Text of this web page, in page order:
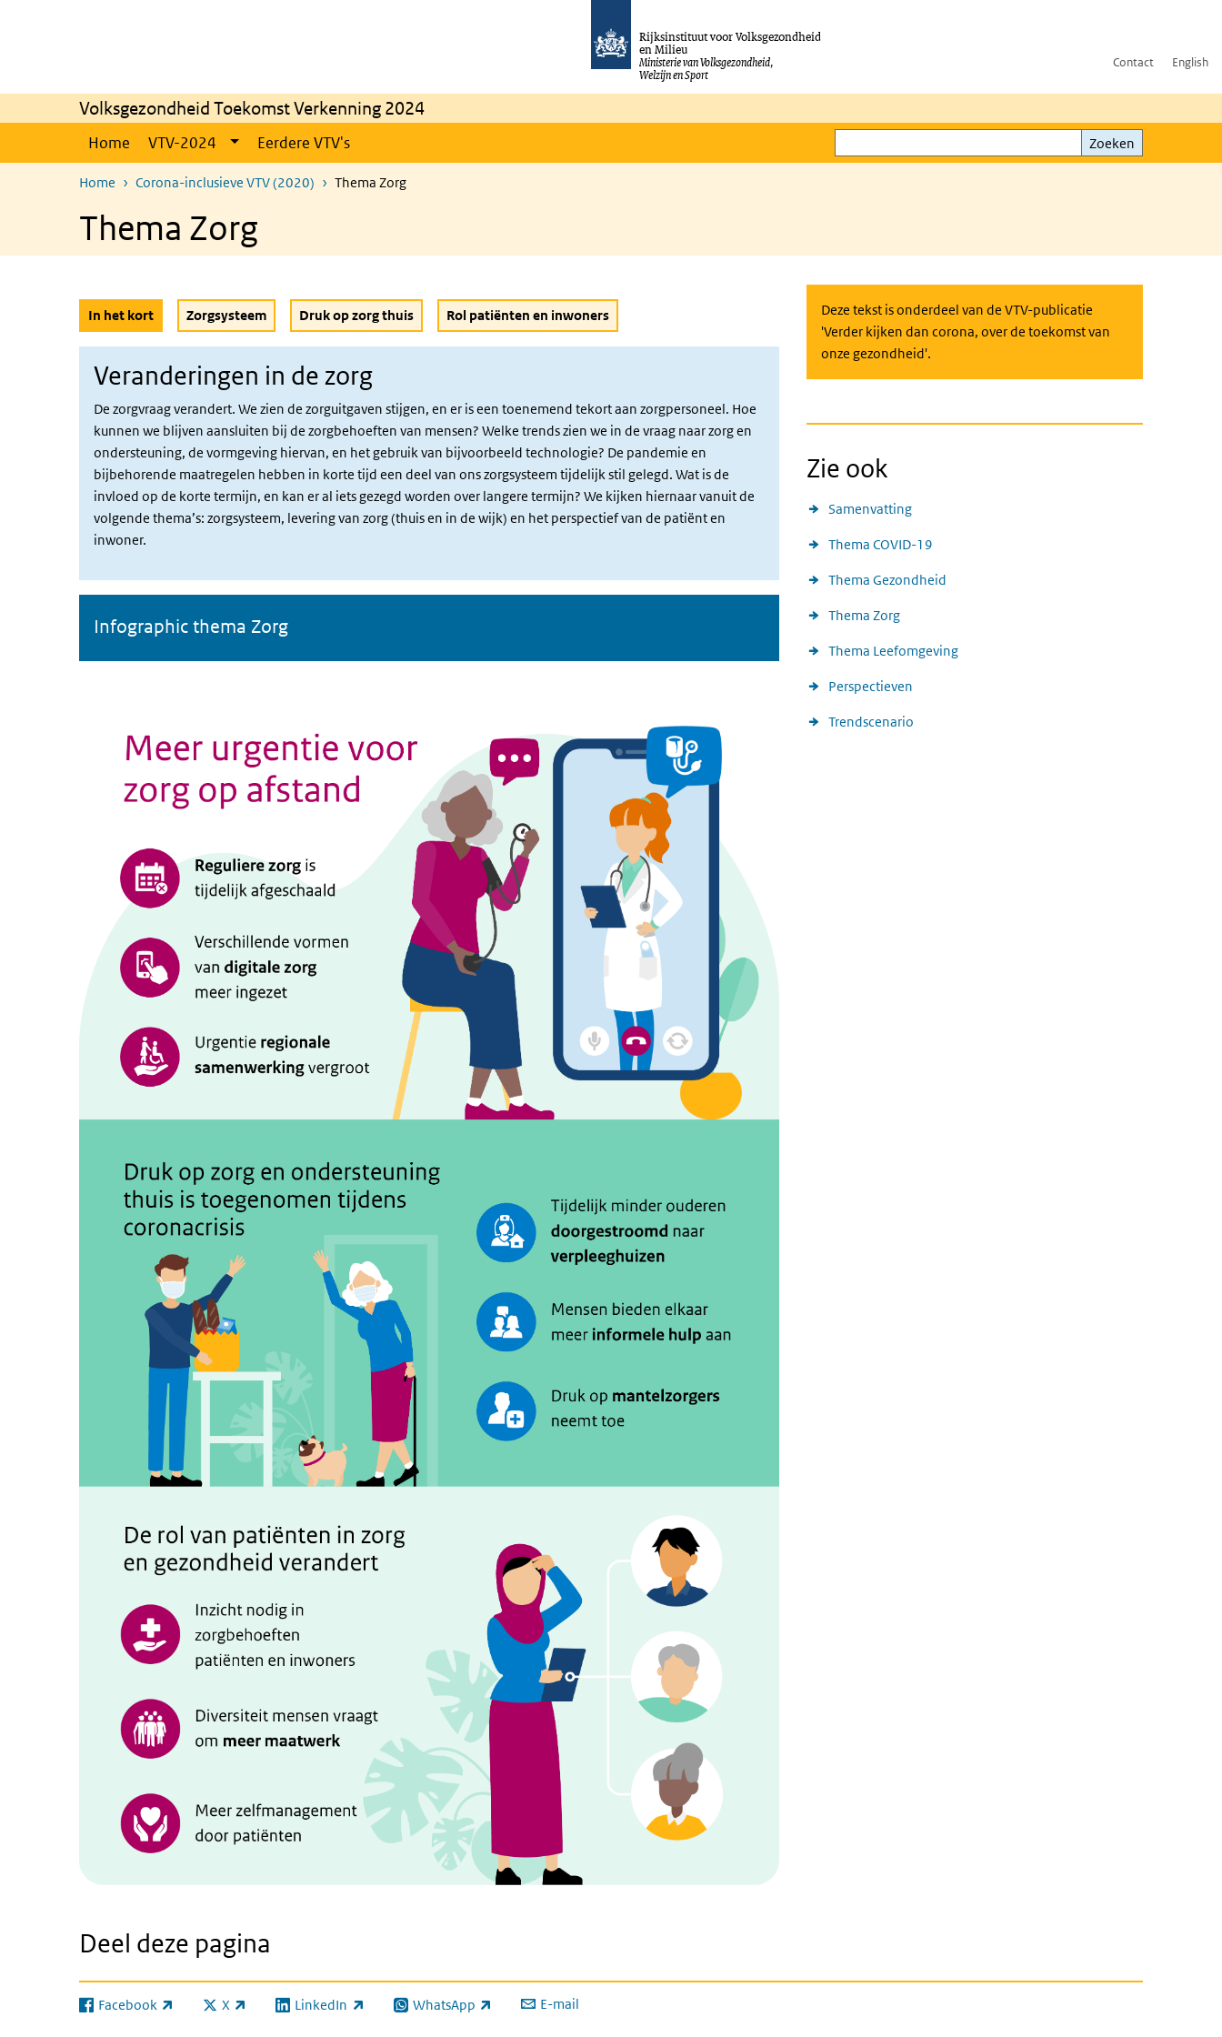
Rijksinstituut voor Volksgezondheid
en Milieu
Ministerie van Volksgezondheid,
Welzijn en Sport
Contact English
Volksgezondheid Toekomst Verkenning 2024
Home VTV-2024 Eerdere VTV's
Zoeken
Zoeken
Home Corona-inclusieve VTV (2020) Thema Zorg
Thema Zorg
In het kort(Actieve knop)
Zorgsysteem Druk op zorg thuis Rol patiënten en inwoners
Veranderingen in de zorg
De zorgvraag verandert. We zien de zorguitgaven stijgen, en er is een toenemend tekort aan zorgpersoneel. Hoe
kunnen we blijven aansluiten bij de zorgbehoeften van mensen? Welke trends zien we in de vraag naar zorg en
ondersteuning, de vormgeving hiervan, en het gebruik van bijvoorbeeld technologie? De pandemie en
bijbehorende maatregelen hebben in korte tijd een deel van ons zorgsysteem tijdelijk stil gelegd. Wat is de
invloed op de korte termijn, en kan er al iets gezegd worden over langere termijn? We kijken hiernaar vanuit de
volgende thema’s: zorgsysteem, levering van zorg (thuis en in de wijk) en het perspectief van de patiënt en
inwoner.
Infographic thema Zorg
Deze tekst is onderdeel van de VTV-publicatie
'Verder kijken dan corona, over de toekomst van
onze gezondheid'.
Zie ook
Samenvatting
Thema COVID-19
Thema Gezondheid
Thema Zorg
Thema Leefomgeving
Perspectieven
Trendscenario
Deel deze pagina
Facebook
(externe link) X
(externe link) LinkedIn
(externe link) WhatsApp
(externe link) E-mail